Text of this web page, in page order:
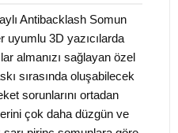
Antibacklash Somun
uyumlu 3D yazıcılarda
almanızı sağlayan özel
sırasında oluşabilecek
sorunlarını ortadan
çok daha düzgün ve